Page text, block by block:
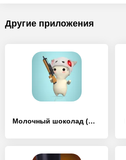
Другие приложения
Молочный шоколад (MilkChoco)